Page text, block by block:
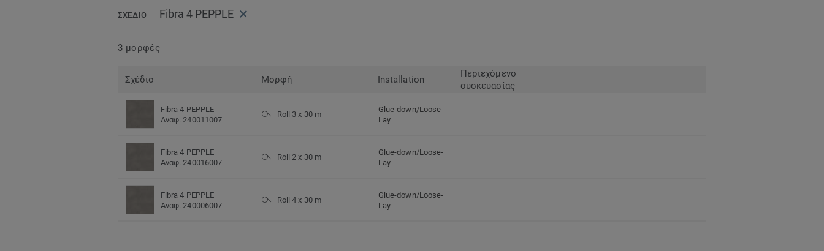
ΣΧΈΔΙΟ Fibra 4 PEPPLE
3 μορφές
Σχέδιο Μορφή Installation
Περιεχόμενο
συσκευασίας
Fibra 4 PEPPLE
Αναφ. 240011007
Roll 3 x 30 m
Glue-down/Loose-
Lay
Fibra 4 PEPPLE
Αναφ. 240016007
Roll 2 x 30 m
Glue-down/Loose-
Lay
Fibra 4 PEPPLE
Αναφ. 240006007
Roll 4 x 30 m
Glue-down/Loose-
Lay